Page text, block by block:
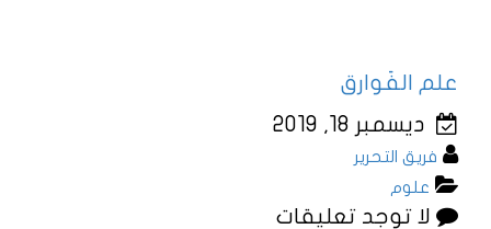
علم الفَوارق
ديسمبر 18, 2019
فريق التحرير
علوم
لا توجد تعليقات